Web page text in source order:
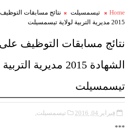
Home تيسمسيلت
نتائج مسابقات
2015 مديرية التربية لولاية تيسمسيلت
نتائج مسابقات التوظيف
الشهادة 2015 مديرية
تيسمسيلت
فبراير 04, 2016 تيسمسيلت,
***